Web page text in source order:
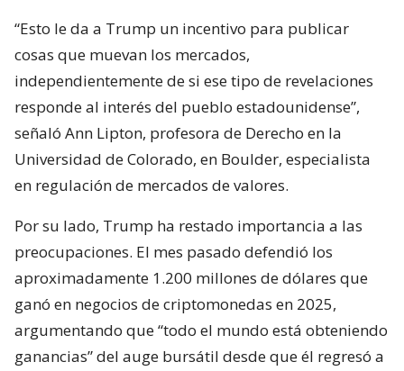
“Esto le da a Trump un incentivo para publicar
cosas que muevan los mercados,
independientemente de si ese tipo de revelaciones
responde al interés del pueblo estadounidense”,
señaló Ann Lipton, profesora de Derecho en la
Universidad de Colorado, en Boulder, especialista
en regulación de mercados de valores.
Por su lado, Trump ha restado importancia a las
preocupaciones. El mes pasado defendió los
aproximadamente 1.200 millones de dólares que
ganó en negocios de criptomonedas en 2025,
argumentando que “todo el mundo está obteniendo
ganancias” del auge bursátil desde que él regresó a